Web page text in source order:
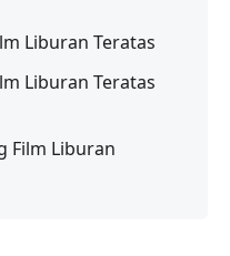
Liburan Teratas
Liburan Teratas
Film Liburan